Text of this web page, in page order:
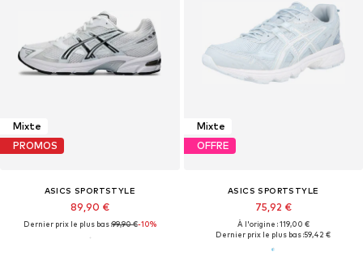
Mixte
PROMOS
ASICS SPORTSTYLE
89,90 €
Dernier prix le plus bas :99,90 €-10%
Mixte
OFFRE
ASICS SPORTSTYLE
75,92 €
À l'origine : 119,00 €
Dernier prix le plus bas :59,42 €